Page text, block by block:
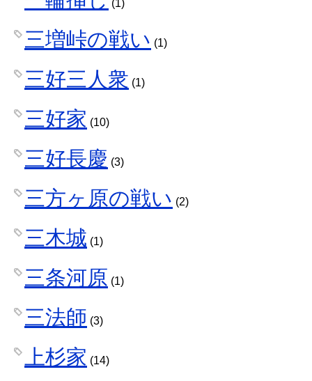
(1)
三増峠の戦い (1)
三好三人衆 (1)
三好家 (10)
三好長慶 (3)
三方ヶ原の戦い (2)
三木城 (1)
三条河原 (1)
三法師 (3)
上杉家 (14)